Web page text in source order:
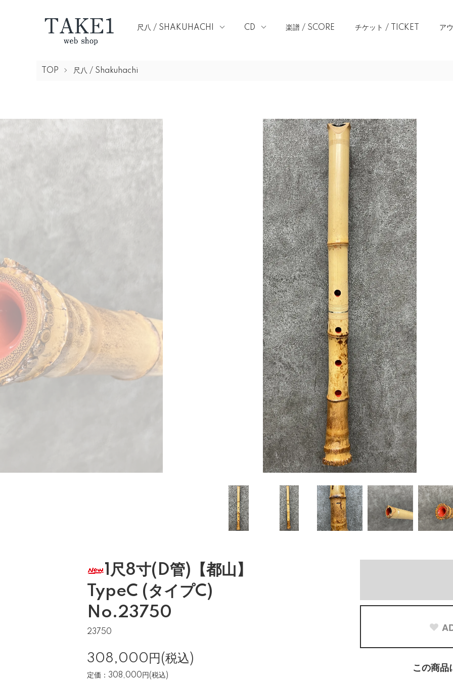
尺八 / SHAKUHACHI CD 楽譜 / SCORE チケット / TICKET ア
TOP 尺八 / Shakuhachi
1尺8寸(D管)【都山】
TypeC (タイプC)
No.23750
23750
308,000円(税込)
定価：308,000円(税込)
この商品